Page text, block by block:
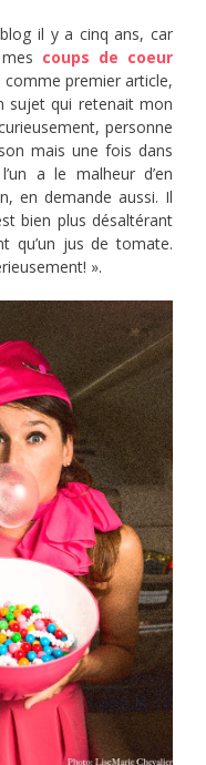
il y a cinq ans, car
coups de coeur
premier article,
sujet qui retenait mon
personne
mais une fois dans
a le malheur d’en
en demande aussi. Il
bien plus désaltérant
qu’un jus de tomate.
».